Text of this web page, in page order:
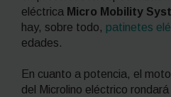
eléctrica Micro Mobility
hay, sobre todo, patinetes
edades.
En cuanto a potencia, el
del Microlino eléctrico rondará